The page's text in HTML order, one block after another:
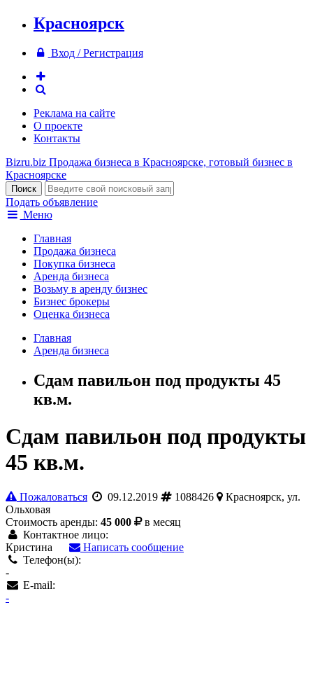
Красноярск
Вход / Регистрация
Реклама на сайте
О проекте
Контакты
Bizru.biz Продажа бизнеса в Красноярске, готовый бизнес в
Красноярске
Подать объявление
Меню
Главная
Продажа бизнеса
Покупка бизнеса
Аренда бизнеса
Возьму в аренду бизнес
Бизнес брокеры
Оценка бизнеса
Главная
Аренда бизнеса
Сдам павильон под продукты 45
кв.м.
Сдам павильон под продукты
45 кв.м.
Пожаловаться 09.12.2019 1088426
Красноярск, ул.
Ольховая
Стоимость аренды: 45 000
в месяц
Контактное лицо:
Кристина
Написать сообщение
Телефон(ы):
-
E-mail:
-